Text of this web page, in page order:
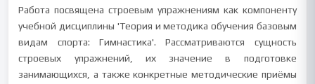
Работа посвящена строевым упражнениям как компоненту
учебной дисциплины 'Теория и методика обучения базовым
видам спорта: Гимнастика'. Рассматриваются сущность
строевых упражнений, их значение в подготовке
занимающихся, а также конкретные методические приёмы